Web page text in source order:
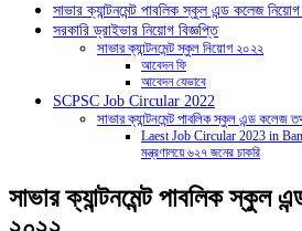
সাভার ক্যান্টনমেন্ট পাবলিক স্কুল এন্ড কলেজ
সরকারি ড্রাইভার নিয়োগ বিজ্ঞপ্তি
সাভার ক্যান্টনমেন্ট স্কুল নিয়োগ ২০২২
আবেদন ফি
আবেদন যেভাবে
SCPSC Job Circular 2022
সাভার ক্যান্টনমেন্ট পাবলিক স্কুল এন্ড কলেজ
Laest Job Circular 2023 in
মন্ত্রণালয়ে ৬২৭ জনের চাকরি
সাভার ক্যান্টনমেন্ট পাবলিক স্কুল